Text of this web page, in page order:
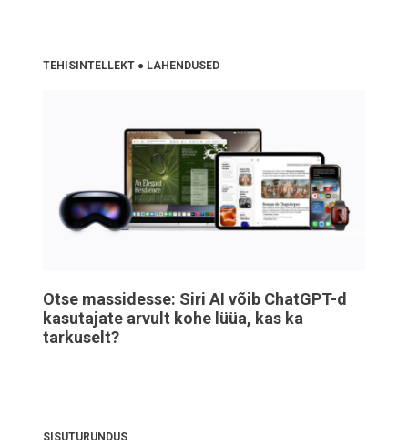
TEHISINTELLEKT ● LAHENDUSED
Otse massidesse: Siri AI võib ChatGPT-d
kasutajate arvult kohe lüüa, kas ka
tarkuselt?
SISUTURUNDUS